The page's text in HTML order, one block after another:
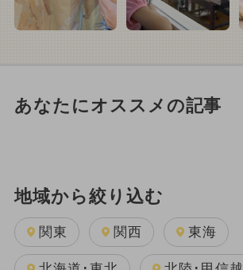
あなたにオススメの記事
地域から絞り込む
関東 関西 東海